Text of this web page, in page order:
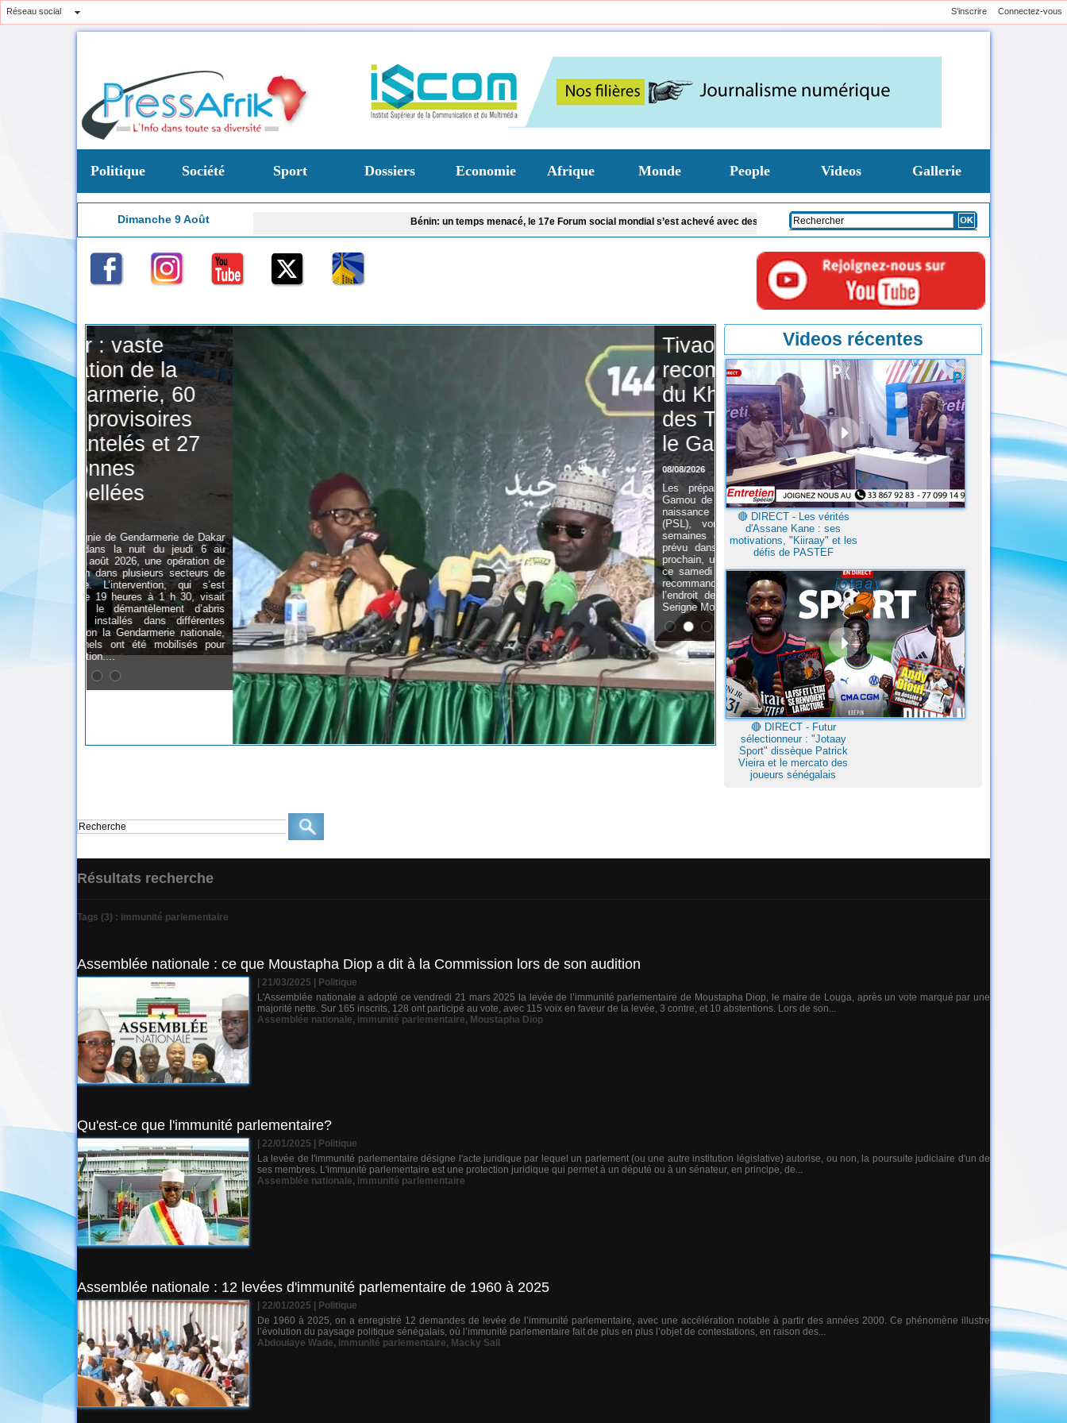
Réseau social Connectez-vous
S'inscrire
Politique Société Sport Dossiers Economie Afrique Monde People Videos Gallerie
Dimanche 9 Août Bénin: un temps menacé, le 17e Forum social mondial s’est achevé avec des promesses Afrique du Sud: 70 ans après la marche de Pretoria, les droits
60
1 h 30, visait
Tivaouane : les
recommandations
du Khalife général
des Tidianes pour
le Gamou 2026
08/08/2026
Les préparatifs de l’édition 2026 du
Gamou de Tivaouane, commémorant la
naissance du Prophète Mouhamed
(PSL), vont bon train. À quelques
semaines de cet événement religieux,
prévu dans la nuit du 25 au 26 août
prochain, un point de presse a été tenu
ce samedi 8 août pour transmettre les
recommandations du Khalife général à
l’endroit des fidèles. Prenant la parole,
Serigne Moustapha Sy Al Amine,...
Videos récentes
🔴​ DIRECT - Les vérités
d'Assane Kane : ses
motivations, "Kiiraay" et les
défis de PASTEF
🔴​ DIRECT - Futur
sélectionneur : "Jotaay
Sport" dissèque Patrick
Vieira et le mercato des
joueurs sénégalais
Résultats recherche
Tags (3) : immunité parlementaire
Assemblée nationale : ce que Moustapha Diop a dit à la Commission lors de son audition
| 21/03/2025
Politique
L'Assemblée nationale a adopté ce vendredi 21 mars 2025 la levée de l’immunité parlementaire de Moustapha Diop, le maire de Louga, après un vote marqué par une
majorité nette. Sur 165 inscrits, 128 ont participé au vote, avec 115 voix en faveur de la levée, 3 contre, et 10 abstentions. Lors de son...
Assemblée nationale, immunité parlementaire, Moustapha Diop
Qu'est-ce que l'immunité parlementaire?
| 22/01/2025
Politique
La levée de l'immunité parlementaire désigne l'acte juridique par lequel un parlement (ou une autre institution législative) autorise, ou non, la poursuite judiciaire d'un de
ses membres. L'immunité parlementaire est une protection juridique qui permet à un député ou à un sénateur, en principe, de...
Assemblée nationale, immunité parlementaire
Assemblée nationale : 12 levées d'immunité parlementaire de 1960 à 2025
| 22/01/2025
Politique
De 1960 à 2025, on a enregistré 12 demandes de levée de l’immunité parlementaire, avec une accélération notable à partir des années 2000. Ce phénomène illustre
l’évolution du paysage politique sénégalais, où l’immunité parlementaire fait de plus en plus l’objet de contestations, en raison des...
Abdoulaye Wade, immunité parlementaire, Macky Sall